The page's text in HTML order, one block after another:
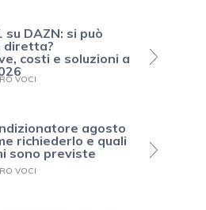
su DAZN: si può
diretta?
costi e soluzioni a
VOCI
agosto
richiederlo e quali
sono previste
VOCI